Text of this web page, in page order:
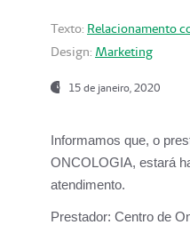
Texto: Relacionamento
Design: Marketing
15 de janeiro, 2020
Informamos que, o
ONCOLOGIA, estará
atendimento.
Prestador: Centro de